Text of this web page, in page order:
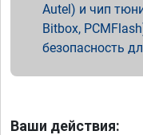
Autel) и чип
Bitbox,
безопасность
Ваши действия: